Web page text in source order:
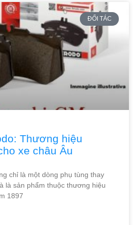
ĐỐI TÁC
Thương hiệu
xe châu Âu
chỉ là một dòng phụ tùng thay
là sản phẩm thuộc thương hiệu
1897